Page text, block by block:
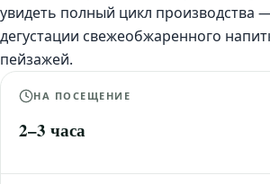
увидеть полный цикл производства
дегустации свежеобжаренного
пейзажей.
НА ПОСЕЩЕНИЕ
2–3 часа